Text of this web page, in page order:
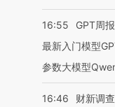
16:55
GPT周
最新入门模型
参数大模型
16:46
财新调